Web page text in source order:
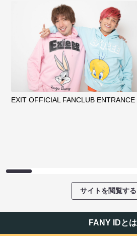
EXIT OFFICIAL FANCLUB ENTRANCE
サイトを閲覧する
FANY IDとは